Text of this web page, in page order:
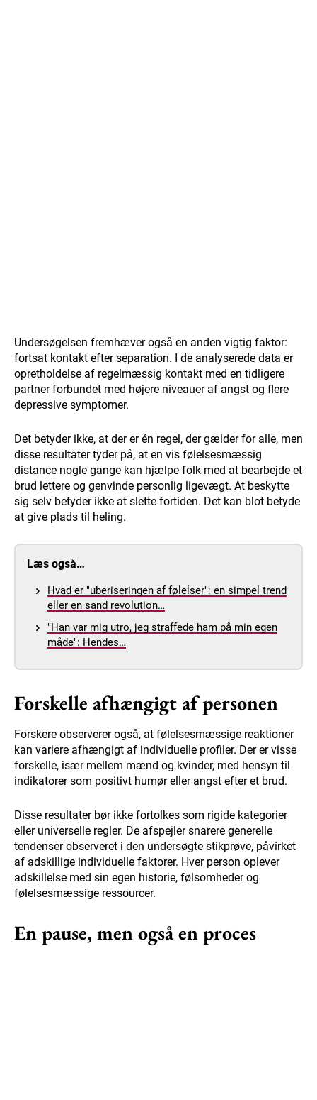
Undersøgelsen fremhæver også en anden vigtig faktor:
fortsat kontakt efter separation. I de analyserede data er
opretholdelse af regelmæssig kontakt med en tidligere
partner forbundet med højere niveauer af angst og flere
depressive symptomer.
Det betyder ikke, at der er én regel, der gælder for alle, men
disse resultater tyder på, at en vis følelsesmæssig
distance nogle gange kan hjælpe folk med at bearbejde et
brud lettere og genvinde personlig ligevægt. At beskytte
sig selv betyder ikke at slette fortiden. Det kan blot betyde
at give plads til heling.
Læs også…
Hvad er "uberiseringen af følelser": en simpel trend
eller en sand revolution…
"Han var mig utro, jeg straffede ham på min egen
måde": Hendes…
Forskelle afhængigt af personen
Forskere observerer også, at følelsesmæssige reaktioner
kan variere afhængigt af individuelle profiler. Der er visse
forskelle, især mellem mænd og kvinder, med hensyn til
indikatorer som positivt humør eller angst efter et brud.
Disse resultater bør ikke fortolkes som rigide kategorier
eller universelle regler. De afspejler snarere generelle
tendenser observeret i den undersøgte stikprøve, påvirket
af adskillige individuelle faktorer. Hver person oplever
adskillelse med sin egen historie, følsomheder og
følelsesmæssige ressourcer.
En pause, men også en proces